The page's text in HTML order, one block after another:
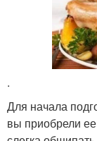
.
Для начала
вы приобрели